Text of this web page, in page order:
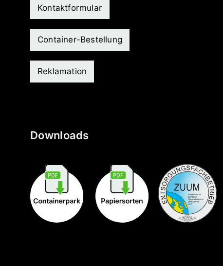
Kontaktformular
Container-Bestellung
Reklamation
Downloads